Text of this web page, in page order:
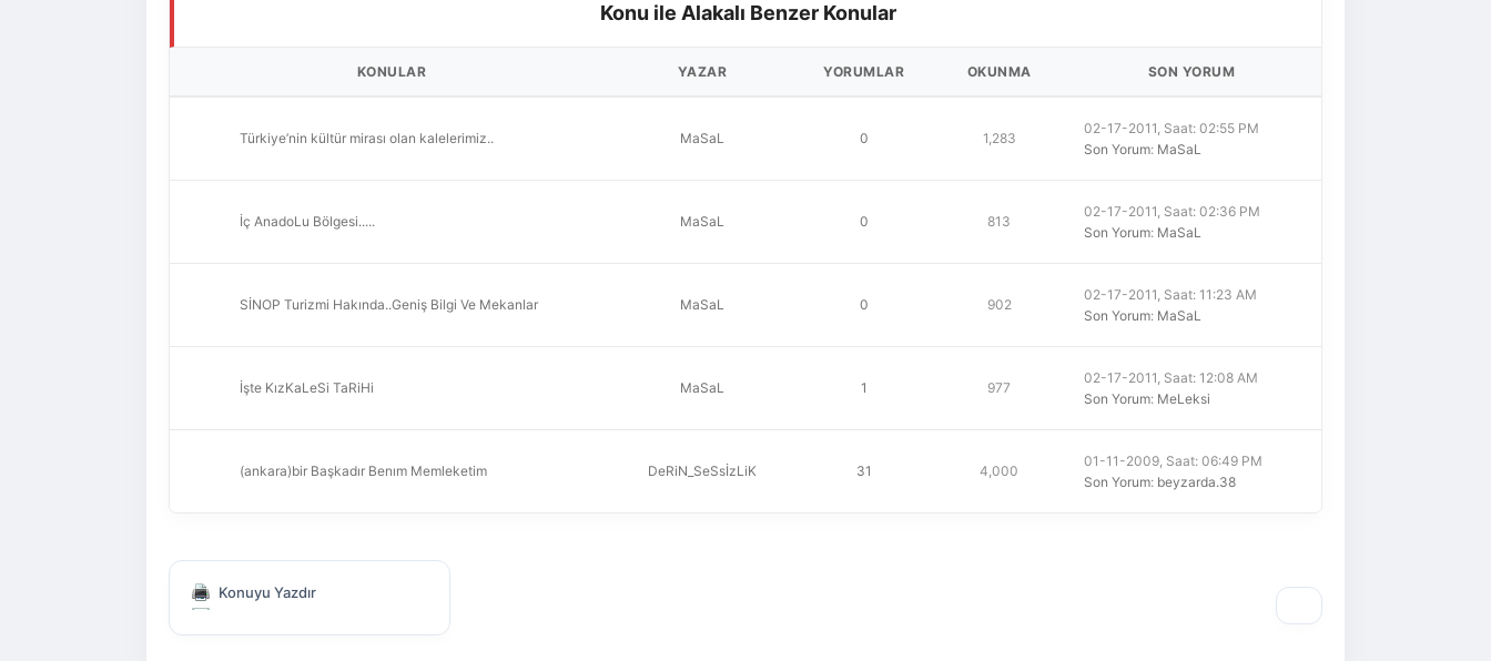
Konu ile Alakalı Benzer Konular
KONULAR YAZAR YORUMLAR OKUNMA SON YORUM
Türkiye’nin kültür mirası olan kalelerimiz.. MaSaL 0 1,283
02-17-2011, Saat: 02:55 PM
Son Yorum: MaSaL
İç AnadoLu Bölgesi..... MaSaL 0 813
02-17-2011, Saat: 02:36 PM
Son Yorum: MaSaL
SİNOP Turizmi Hakında..Geniş Bilgi Ve Mekanlar MaSaL 0 902
02-17-2011, Saat: 11:23 AM
Son Yorum: MaSaL
İşte KızKaLeSi TaRiHi MaSaL 1 977
02-17-2011, Saat: 12:08 AM
Son Yorum: MeLeksi
(ankara)bir Başkadır Benım Memleketim DeRiN_SeSsİzLiK 31 4,000
01-11-2009, Saat: 06:49 PM
Son Yorum: beyzarda.38
Konuyu Yazdır